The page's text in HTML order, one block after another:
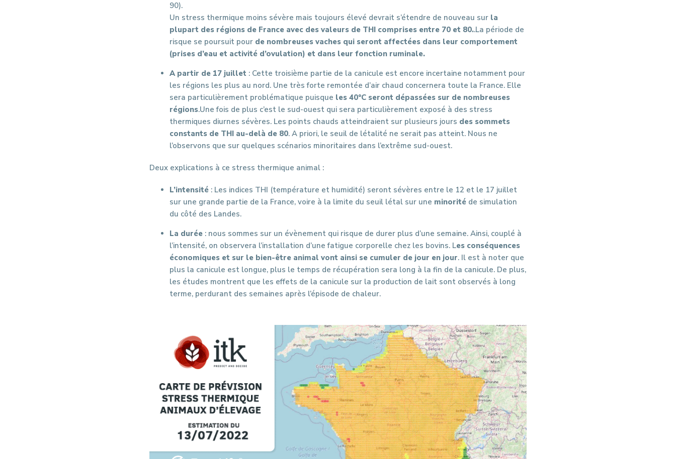
90).
Un stress thermique moins sévère mais toujours élevé devrait s’étendre de nouveau sur la
plupart des régions de France avec des valeurs de THI comprises entre 70 et 80..La période de
risque se poursuit pour de nombreuses vaches qui seront affectées dans leur comportement
(prises d’eau et activité d’ovulation) et dans leur fonction ruminale.
A partir de 17 juillet : Cette troisième partie de la canicule est encore incertaine notamment pour
les régions les plus au nord. Une très forte remontée d’air chaud concernera toute la France. Elle
sera particulièrement problématique puisque les 40°C seront dépassées sur de nombreuses
régions.Une fois de plus c’est le sud-ouest qui sera particulièrement exposé à des stress
thermiques diurnes sévères. Les points chauds atteindraient sur plusieurs jours des sommets
constants de THI au-delà de 80. A priori, le seuil de létalité ne serait pas atteint. Nous ne
l’observons que sur quelques scénarios minoritaires dans l’extrême sud-ouest.
Deux explications à ce stress thermique animal :
L’intensité : Les indices THI (température et humidité) seront sévères entre le 12 et le 17 juillet
sur une grande partie de la France, voire à la limite du seuil létal sur une minorité de simulation
du côté des Landes.
La durée : nous sommes sur un évènement qui risque de durer plus d’une semaine. Ainsi, couplé à
l’intensité, on observera l’installation d’une fatigue corporelle chez les bovins. Les conséquences
économiques et sur le bien-être animal vont ainsi se cumuler de jour en jour. Il est à noter que
plus la canicule est longue, plus le temps de récupération sera long à la fin de la canicule. De plus,
les études montrent que les effets de la canicule sur la production de lait sont observés à long
terme, perdurant des semaines après l’épisode de chaleur.